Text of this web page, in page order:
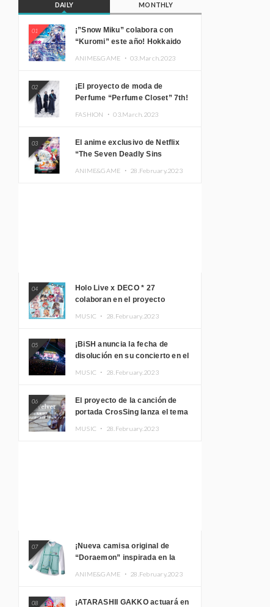
DAILY MONTHLY
01
¡”Snow Miku” colabora con
“Kuromi” este año! Hokkaido
ANIME&GAME ・03.March.2023
02
¡El proyecto de moda de
Perfume “Perfume Closet” 7th!
FASHION ・03.March.2023
03
El anime exclusivo de Netflix
“The Seven Deadly Sins
ANIME&GAME ・ 28.February.2023
04
Holo Live x DECO * 27
colaboran en el proyecto
MUSIC ・ 28.February.2023
05
¡BiSH anuncia la fecha de
disolución en su concierto en el
MUSIC ・ 28.February.2023
06
El proyecto de la canción de
portada CrosSing lanza el tema
MUSIC ・ 28.February.2023
07
¡Nueva camisa original de
“Doraemon” inspirada en la
ANIME&GAME ・ 28.February.2023
08
¡ATARASHII GAKKO actuará en